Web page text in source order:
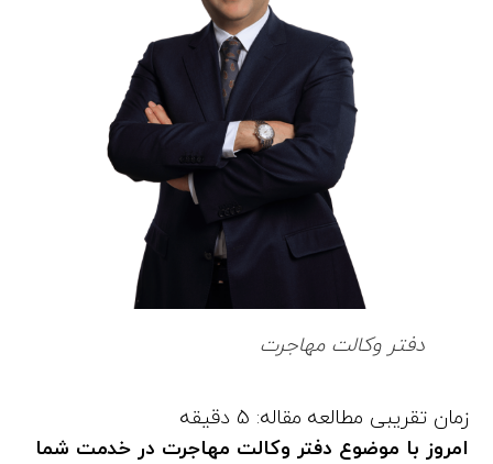
دفتر وکالت مهاجرت
امروز با موضوع دفتر وکالت مهاجرت در خدمت شما